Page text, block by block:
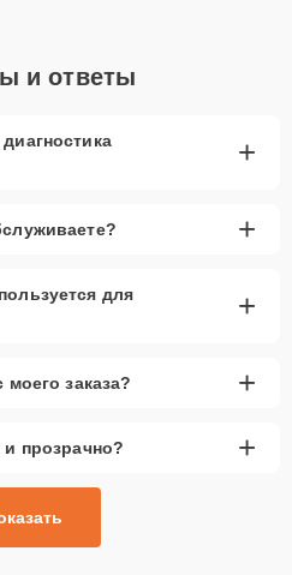
и ответы
+
+
для
+
моего заказа? +
прозрачно? +